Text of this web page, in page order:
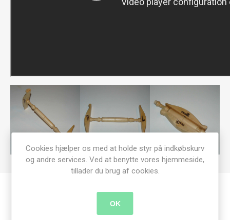
Produkt tags
Cookies hjælper os med at holde styr på indkøbskurv
og andre services. Ved at benytte vores hjemmeside,
tillader du brug af cookies.
OK